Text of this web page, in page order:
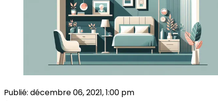
Publié: décembre 06, 2021, 1:00 pm